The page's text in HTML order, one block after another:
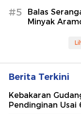
#5
Balas
Minyak
Berita Terkini
Kebakaran
Pendinginan Usai